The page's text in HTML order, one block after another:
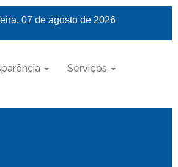
07 de agosto de 2026
Serviços